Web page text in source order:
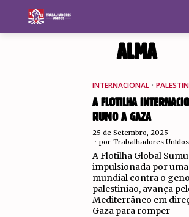
ALMA
INTERNACIONAL ·
A FLOTILHA
RUMO A GAZA
25 de Setembro, 2025
por Trabalhadores Unidos
A Flotilha Global
impulsionada por
mundial contra o
palestiniao, avança
Mediterrâneo em
Gaza para romper